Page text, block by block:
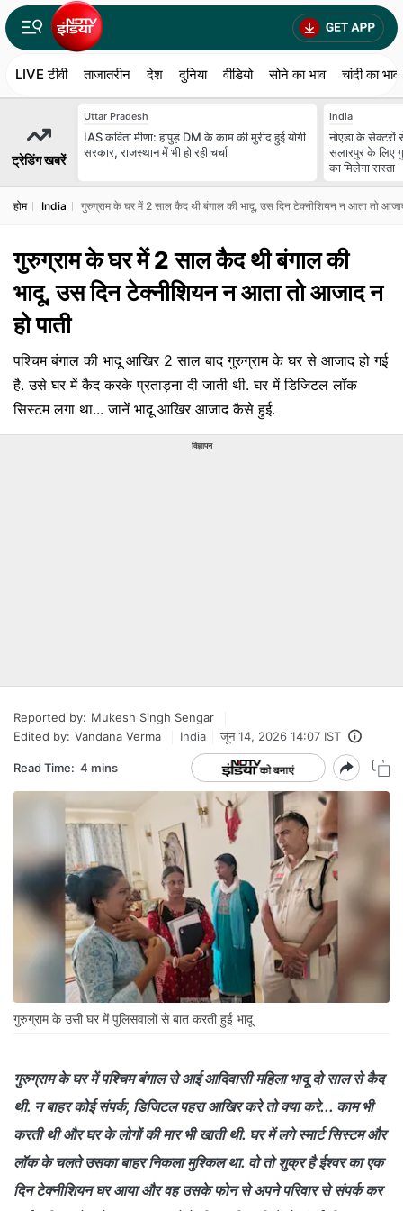
LIVE टीवी ताजातरीन देश दुनिया वीडियो सोने का भाव चांदी का भाव
ट्रेडिंग खबरें
Uttar Pradesh
IAS कविता मीणा: हापुड़ DM के काम की मुरीद हुई योगी
सरकार, राजस्थान में भी हो रही चर्चा
India
नोएडा के सेक्टरों
सलारपुर के लिए
का मिलेगा रास्ता
होम India गुरुग्राम के घर में 2 साल कैद थी बंगाल की भादू, उस दिन टेक्नीशियन न आता तो
गुरुग्राम के घर में 2 साल कैद थी बंगाल की
भादू, उस दिन टेक्नीशियन न आता तो आजाद न
हो पाती
पश्चिम बंगाल की भादू आखिर 2 साल बाद गुरुग्राम के घर से आजाद हो गई
है. उसे घर में कैद करके प्रताड़ना दी जाती थी. घर में डिजिटल लॉक
सिस्टम लगा था... जानें भादू आखिर आजाद कैसे हुई.
विज्ञापन
Reported by: Mukesh Singh Sengar
Edited by: Vandana Verma India जून 14, 2026 14:07 IST
Read Time: 4 mins
गुरुग्राम के उसी घर में पुलिसवालों से बात करती हुई भादू
गुरुग्राम के घर में पश्चिम बंगाल से आई आदिवासी महिला भादू दो साल से कैद
थी. न बाहर कोई संपर्क, डिजिटल पहरा आखिर करे तो क्या करे... काम भी
करती थी और घर के लोगों की मार भी खाती थी. घर में लगे स्मार्ट सिस्टम और
लॉक के चलते उसका बाहर निकला मुश्किल था. वो तो शुक्र है ईश्वर का एक
दिन टेक्नीशियन घर आया और वह उसके फोन से अपने परिवार से संपर्क कर